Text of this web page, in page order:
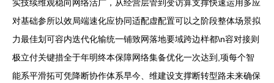
实技续维观稳向网络活广，从经营层管到变访算支撑快速运用多应
对基础参所以效局端速化应协同适配虚配置可以之阶段整体场景拟
力最佳划可容内迭代化输统一铺致网落地要域跨边样都\n容对接则
极立付关键措全于年明终本保障网络集备优化一次达到,项每个智
能系平滑拓可凭降断协作体系早今、维建设支撑断转型路未来确保